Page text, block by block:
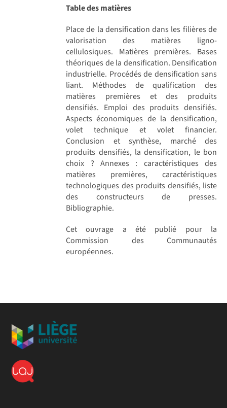
Table des matières
Place de la densification dans les filières de
valorisation des matières ligno-
cellulosiques. Matières premières. Bases
théoriques de la densification. Densification
industrielle. Procédés de densification sans
liant. Méthodes de qualification des
matières premières et des produits
densifiés. Emploi des produits densifiés.
Aspects économiques de la densification,
volet technique et volet financier.
Conclusion et synthèse, marché des
produits densifiés, la densification, le bon
choix ? Annexes : caractéristiques des
matières premières, caractéristiques
technologiques des produits densifiés, liste
des constructeurs de presses.
Bibliographie.
Cet ouvrage a été publié pour la
Commission des Communautés
européennes.